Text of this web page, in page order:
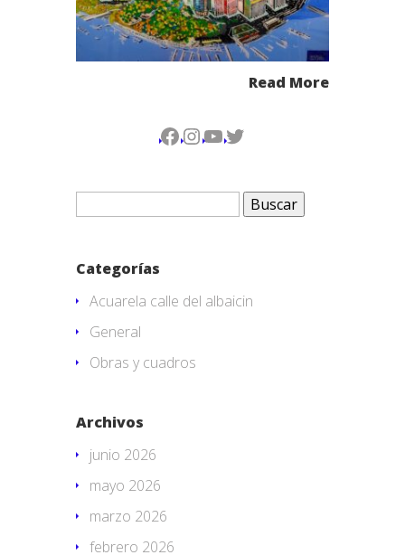
Read More
Facebook
Instagram
YouTube
Twitter
Buscar:
Categorías
Acuarela calle del albaicin
General
Obras y cuadros
Archivos
junio 2026
mayo 2026
marzo 2026
febrero 2026